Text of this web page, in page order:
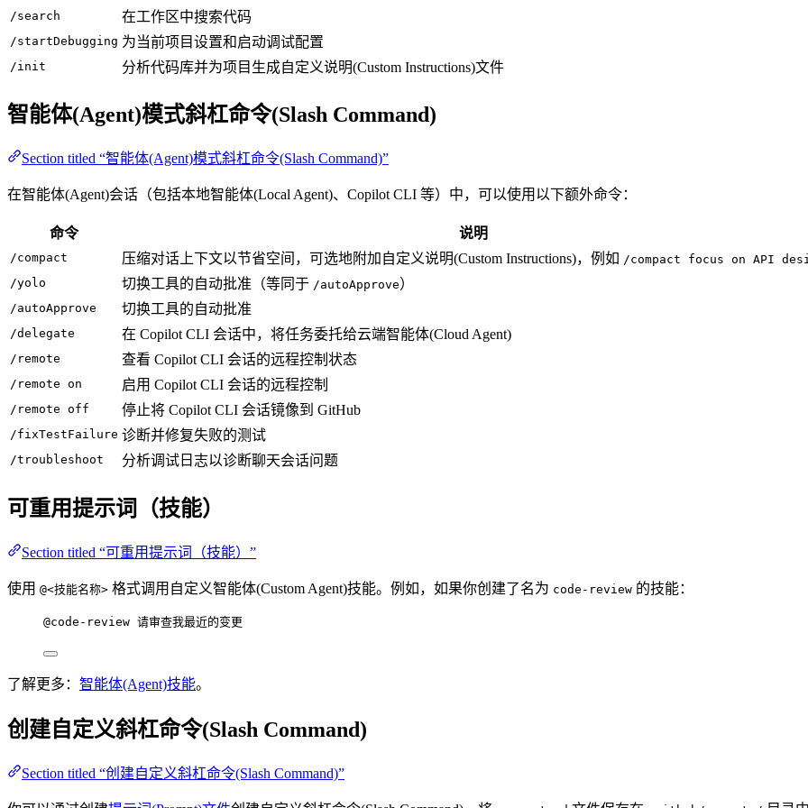
/search 在工作区中搜索代码
/startDebugging 为当前项目设置和启动调试配置
/init 分析代码库并为项目生成自定义说明(Custom Instructions)文件
智能体(Agent)模式斜杠命令(Slash Command)
Section titled “智能体(Agent)模式斜杠命令(Slash Command)”
在智能体(Agent)会话（包括本地智能体(Local Agent)、Copilot CLI 等）中，可以使用以下额外命令：
命令 说明
/compact 压缩对话上下文以节省空间，可选地附加自定义说明(Custom Instructions)，例如 /compact focus on API
/yolo
切换工具的自动批准（等同于 /autoApprove）
/autoApprove 切换工具的自动批准
/delegate 在 Copilot CLI 会话中，将任务委托给云端智能体(Cloud Agent)
/remote 查看 Copilot CLI 会话的远程控制状态
/remote on 启用 Copilot CLI 会话的远程控制
/remote off 停止将 Copilot CLI 会话镜像到 GitHub
/fixTestFailure 诊断并修复失败的测试
/troubleshoot 分析调试日志以诊断聊天会话问题
可重用提示词（技能）
Section titled “可重用提示词（技能）”
使用 @<技能名称> 格式调用自定义智能体(Custom Agent)技能。例如，如果你创建了名为 code-review 的技能：
@code-review 请审查我最近的变更
了解更多： 智能体(Agent)技能。
创建自定义斜杠命令(Slash Command)
Section titled “创建自定义斜杠命令(Slash Command)”